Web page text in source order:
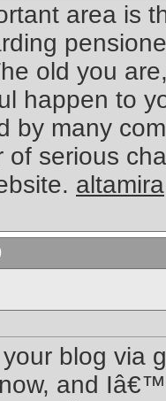
area is
old you
happen to
by many
of serious
altamira
blog via
and